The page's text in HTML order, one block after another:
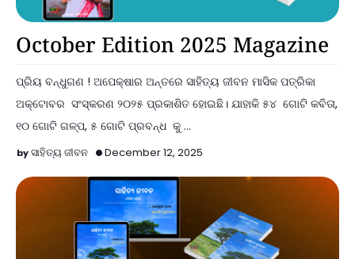
October Edition 2025 Magazine
ପ୍ରିୟ ବନ୍ଧୁଗଣ ! ଅପେକ୍ଷାର ଅନ୍ତରେ ସାହିତ୍ୟ ଜୀବନ ମାସିକ ପତ୍ରିକା
ଅକ୍ଟୋବର ସଂସ୍କରଣ ୨୦୨୫ ପ୍ରକାଶିତ ହୋଇଛି। ଯାହାକି ୫୪ ଗୋଟି କବିତା,
୧୦ ଗୋଟି ଗଳ୍ପ, ୫ ଗୋଟି ପ୍ରବନ୍ଧ କୁ …
ସାହିତ୍ୟ ଜୀବନ December 12, 2025